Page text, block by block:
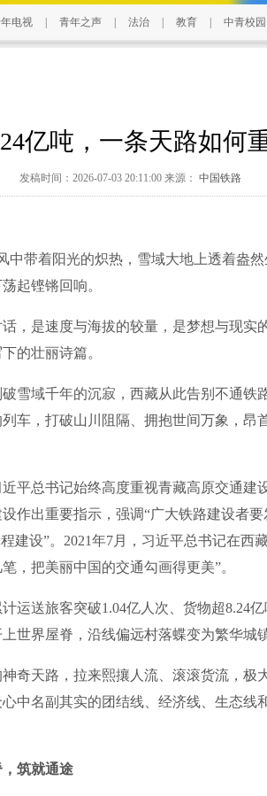
电视 青年之声 法治 教育 中青校园
亿吨，一条天路如何
发稿时间：2026-07-03 20:11:00 来源： 中国铁路
带着阳光的炽热，雪域大地上透着盎然
起铿锵回响。
是速度与海拔的较量，是梦想与现实
的壮丽诗篇。
域千年的沉寂，西藏从此告别不通铁
车，打破山川阻隔、拥抱世间万象，昂
总书记始终高度重视青藏高原交通建
作出重要指示，强调“广大铁路建设者要
建设”。2021年7月，习近平总书记在西
，把美丽中国的交通勾画得更美”。
送旅客突破1.04亿人次、货物超8.24亿
世界屋脊，沿线偏远村落蝶变为繁华城镇
天路，拉来熙攘人流、滚滚货流，极
中名副其实的团结线、经济线、生态线
筑就通途